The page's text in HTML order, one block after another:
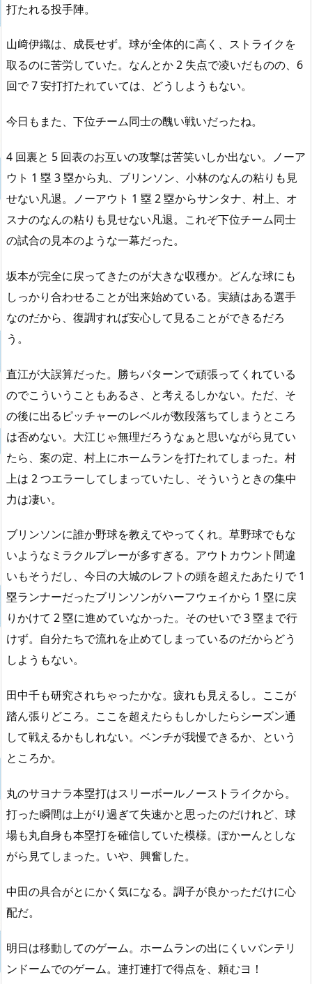
打たれる投手陣。
山﨑伊織は、成長せず。球が全体的に高く、ストライクを
取るのに苦労していた。なんとか 2 失点で凌いだものの、6
回で 7 安打打たれていては、どうしようもない。
今日もまた、下位チーム同士の醜い戦いだったね。
4 回裏と 5 回表のお互いの攻撃は苦笑いしか出ない。ノーア
ウト 1 塁 3 塁から丸、ブリンソン、小林のなんの粘りも見
せない凡退。ノーアウト 1 塁 2 塁からサンタナ、村上、オ
スナのなんの粘りも見せない凡退。これぞ下位チーム同士
の試合の見本のような一幕だった。
坂本が完全に戻ってきたのが大きな収穫か。どんな球にも
しっかり合わせることが出来始めている。実績はある選手
なのだから、復調すれば安心して見ることができるだろ
う。
直江が大誤算だった。勝ちパターンで頑張ってくれている
のでこういうこともあるさ、と考えるしかない。ただ、そ
の後に出るピッチャーのレベルが数段落ちてしまうところ
は否めない。大江じゃ無理だろうなぁと思いながら見てい
たら、案の定、村上にホームランを打たれてしまった。村
上は 2 つエラーしてしまっていたし、そういうときの集中
力は凄い。
ブリンソンに誰か野球を教えてやってくれ。草野球でもな
いようなミラクルプレーが多すぎる。アウトカウント間違
いもそうだし、今日の大城のレフトの頭を超えたあたりで 1
塁ランナーだったブリンソンがハーフウェイから 1 塁に戻
りかけて 2 塁に進めていなかった。そのせいで 3 塁まで行
けず。自分たちで流れを止めてしまっているのだからどう
しようもない。
田中千も研究されちゃったかな。疲れも見えるし。ここが
踏ん張りどころ。ここを超えたらもしかしたらシーズン通
して戦えるかもしれない。ベンチが我慢できるか、という
ところか。
丸のサヨナラ本塁打はスリーボールノーストライクから。
打った瞬間は上がり過ぎて失速かと思ったのだけれど、球
場も丸自身も本塁打を確信していた模様。ぽかーんとしな
がら見てしまった。いや、興奮した。
中田の具合がとにかく気になる。調子が良かっただけに心
配だ。
明日は移動してのゲーム。ホームランの出にくいバンテリ
ンドームでのゲーム。連打連打で得点を、頼むヨ！